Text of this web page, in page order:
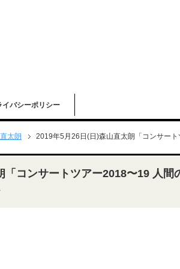
イバシーポリシー
太朗 2019年5月26日(日)森山直太朗「コンサー
コンサートツアー2018〜19 人間